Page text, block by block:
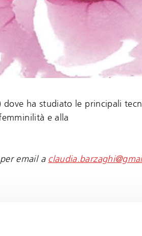
dove ha studiato le principali
e alla
email a